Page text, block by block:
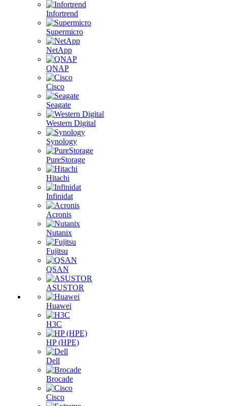
Infortrend
Supermicro
NetApp
QNAP
Cisco
Seagate
Western Digital
Synology
PureStorage
Hitachi
Infinidat
Acronis
Nutanix
Fujitsu
QSAN
ASUSTOR
Huawei
H3C
HP (HPE)
Dell
Brocade
Cisco